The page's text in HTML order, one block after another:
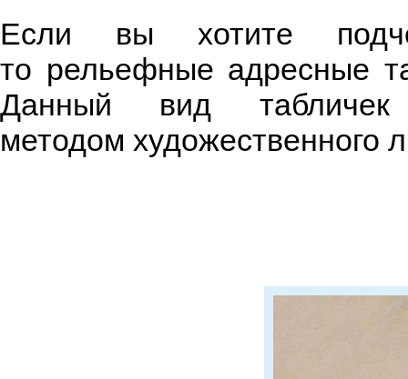
Если вы хотите
то рельефные адресные
Данный вид табличек
методом художественного